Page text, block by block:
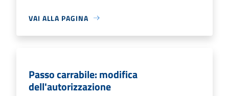
VAI ALLA PAGINA
Passo carrabile: modifica
dell'autorizzazione